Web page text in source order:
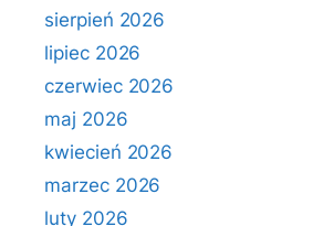
sierpień 2026
lipiec 2026
czerwiec 2026
maj 2026
kwiecień 2026
marzec 2026
luty 2026